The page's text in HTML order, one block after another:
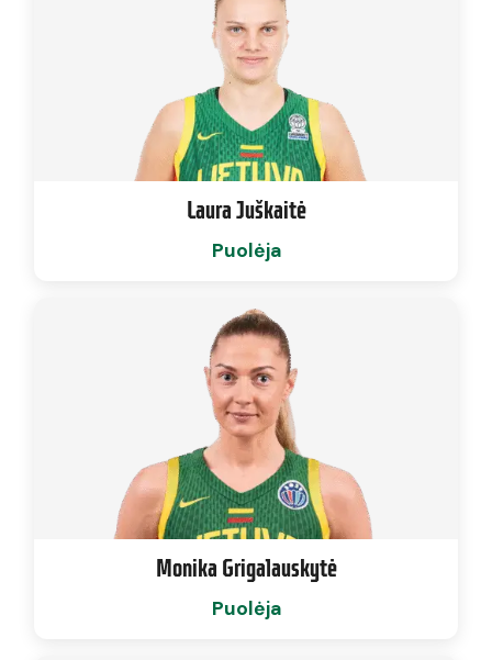
Laura Juškaitė
Puolėja
Monika Grigalauskytė
Puolėja